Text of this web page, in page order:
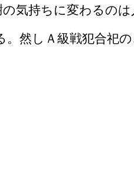
気持ちに変わるの
然しＡ級戦犯合祀